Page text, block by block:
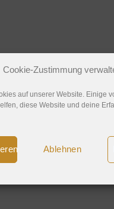
Cookie-Zustimmung
auf unserer Website. Einige
diese Website und deine
Ablehnen
mit markiert